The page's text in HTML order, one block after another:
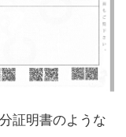
証明書のような